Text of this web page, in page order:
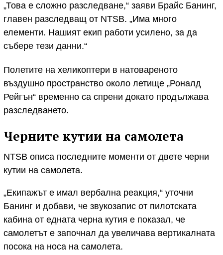
„Това е сложно разследване,“ заяви Брайс Банинг,
главен разследващ от NTSB. „Има много
елементи. Нашият екип работи усилено, за да
събере тези данни.“
Полетите на хеликоптери в натовареното
въздушно пространство около летище „Роналд
Рейгън“ временно са спрени докато продължава
разследването.
Черните кутии на самолета
NTSB описа последните моменти от двете черни
кутии на самолета.
„Екипажът е имал вербална реакция,“ уточни
Банинг и добави, че звукозапис от пилотската
кабина от едната черна кутия е показал, че
самолетът е започнал да увеличава вертикалната
посока на носа на самолета.